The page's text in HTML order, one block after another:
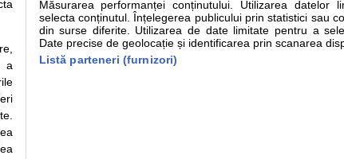
Clickmed.
- ANPC
Alternativa a
0800.080.999
- CNAS
- ANMDM
Parteneri
a
Măsurarea performanței conținutului. Utilizarea datelor
selecta conținutul. Înțelegerea publicului prin statistici sau
din surse diferite. Utilizarea de date limitate pentru a
Date precise de geolocație și identificarea prin scanarea
Listă parteneri (furnizori)